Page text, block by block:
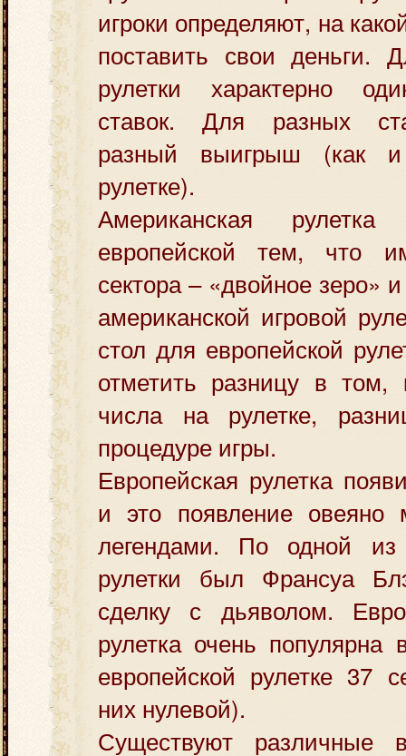
игроки определяют, на
поставить свои деньги.
рулетки характерно
ставок. Для разных
разный выигрыш (как
рулетке).
Американская
европейской тем, что
сектора – «двойное зеро»
американской игровой
стол для европейской
отметить разницу в том,
числа на рулетке,
процедуре игры.
Европейская рулетка
и это появление овеяно
легендами. По одной из
рулетки был Франсуа
сделку с дьяволом.
рулетка очень
европейской рулетке 37
них нулевой).
Существуют различные